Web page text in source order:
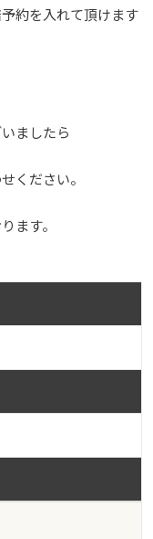
約を入れて頂けます
ましたら
ください。
ます。